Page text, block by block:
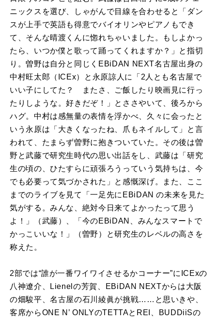
ニックスを選び、しゃがんで目線を合わせると「ダン
スが上手で英語も得意でバイオリンやピアノもでき
て、そんな晴渡くんに惚れちゃいました。もしよかっ
たら、いつか僕と歌って踊ってくれますか？」と指切
り。曽野は自分と同じく EBiDAN NEXT名古屋出身の
中村旺太郎（ ICEx）と永原諒人に「 2人とも名古屋で
いい子にしてた？ またさ、ご飯したり映画見に行っ
たりしような。好きだぞ！」とささやいて、後ろから
ハグ。中村は感無量の表情を浮かべ、久々に会ったと
いう永原は「大きくなったね、爪もネイルして」と言
われて、たまらず曽野に抱きついていた。その後は曽
野と武藤で研究生時代の思い出話をし、武藤は「研究
生の頃の、ひたすらに頑張ろうっていう気持ちは、今
でも必要って気づかされた」と感慨深げ。また、ここ
までのライブを見て「一足先に EBiDANの未来を見た
気がする。みんな、絶対今日来てよかったって思う
よ！」（武藤）、「今のEBiDAN 、みんなスマートで
かっこいいな！」（曽野）と研究生のレベルの高さを
称えた。
2部では“誰が一番ワイワイさせるかコーナー”に ICExの
八神遼介、
Lienelの芳賀、 EBiDAN NEXTからは大阪
の畑駿平、名古屋の石川綾眞が挑戦……と思いきや、
客席からONE N’ ONLYのTETTAと REI 、 BUDDiiSの